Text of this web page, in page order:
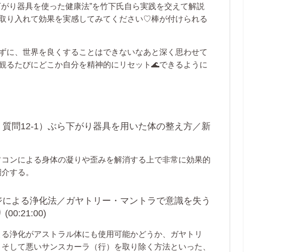
り器具を使った健康法”を竹下氏自ら実践を交えて解説
り入れて効果を実感してみてください♡棒が付けられる
に、世界を良くすることはできないなあと深く思わせて
るたびにどこか自分を精神的にリセット🌊できるように
問12-1）ぶら下がり器具を用いた体の整え方／新
ンによる身体の凝りや歪みを解消する上で非常に効果的
する。
よる浄化法／ガヤトリー・マントラで意識を失う
(00:21:00)
浄化がアストラル体にも使用可能かどうか、ガヤトリ
して悪いサンスカーラ（行）を取り除く方法といった、